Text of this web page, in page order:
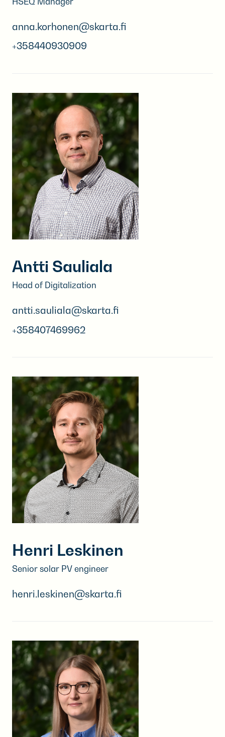
anna.korhonen@skarta.fi
+358440930909
Antti Sauliala
Head of Digitalization
antti.sauliala@skarta.fi
+358407469962
Henri Leskinen
Senior solar PV engineer
henri.leskinen@skarta.fi